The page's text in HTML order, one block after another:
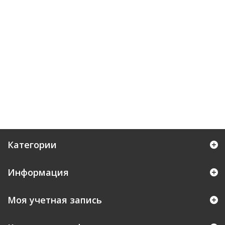
Категории
Информация
Моя учетная запись